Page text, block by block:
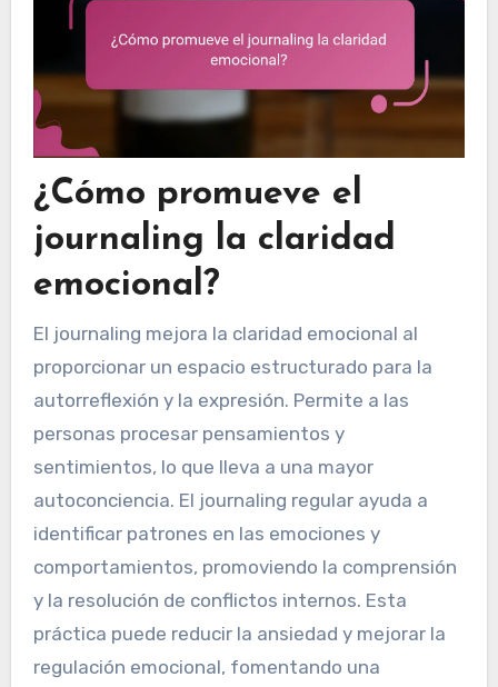
¿Cómo promueve el
journaling la claridad
emocional?
El journaling mejora la claridad emocional al
proporcionar un espacio estructurado para la
autorreflexión y la expresión. Permite a las
personas procesar pensamientos y
sentimientos, lo que lleva a una mayor
autoconciencia. El journaling regular ayuda a
identificar patrones en las emociones y
comportamientos, promoviendo la comprensión
y la resolución de conflictos internos. Esta
práctica puede reducir la ansiedad y mejorar la
regulación emocional, fomentando una